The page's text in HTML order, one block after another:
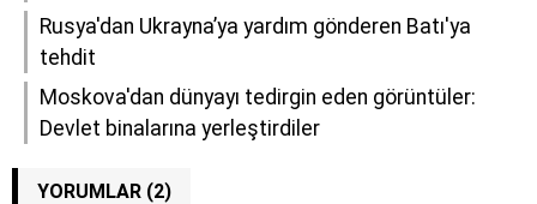
Rusya'dan Ukrayna’ya yardım gönderen Batı'ya
tehdit
Moskova'dan dünyayı tedirgin eden görüntüler:
Devlet binalarına yerleştirdiler
YORUMLAR (2)